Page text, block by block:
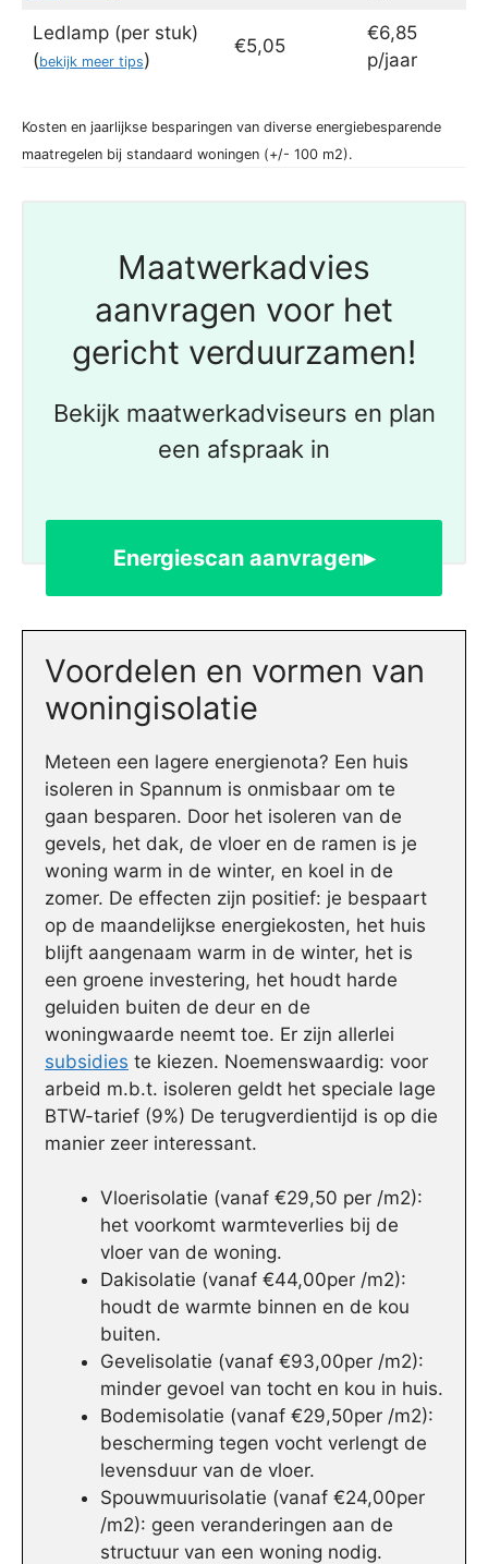
Ledlamp (per stuk)
(bekijk meer tips)
€5,05
€6,85
p/jaar
Kosten en jaarlijkse besparingen van diverse energiebesparende
maatregelen bij standaard woningen (+/- 100 m2).
Maatwerkadvies
aanvragen voor het
gericht verduurzamen!
Bekijk maatwerkadviseurs en plan
een afspraak in
Energiescan aanvragen▸
Voordelen en vormen van
woningisolatie
Meteen een lagere energienota? Een huis
isoleren in Spannum is onmisbaar om te
gaan besparen. Door het isoleren van de
gevels, het dak, de vloer en de ramen is je
woning warm in de winter, en koel in de
zomer. De effecten zijn positief: je bespaart
op de maandelijkse energiekosten, het huis
blijft aangenaam warm in de winter, het is
een groene investering, het houdt harde
geluiden buiten de deur en de
woningwaarde neemt toe. Er zijn allerlei
subsidies te kiezen. Noemenswaardig: voor
arbeid m.b.t. isoleren geldt het speciale lage
BTW-tarief (9%) De terugverdientijd is op die
manier zeer interessant.
Vloerisolatie (vanaf €29,50 per /m2):
het voorkomt warmteverlies bij de
vloer van de woning.
Dakisolatie (vanaf €44,00per /m2):
houdt de warmte binnen en de kou
buiten.
Gevelisolatie (vanaf €93,00per /m2):
minder gevoel van tocht en kou in huis.
Bodemisolatie (vanaf €29,50per /m2):
bescherming tegen vocht verlengt de
levensduur van de vloer.
Spouwmuurisolatie (vanaf €24,00per
/m2): geen veranderingen aan de
structuur van een woning nodig.